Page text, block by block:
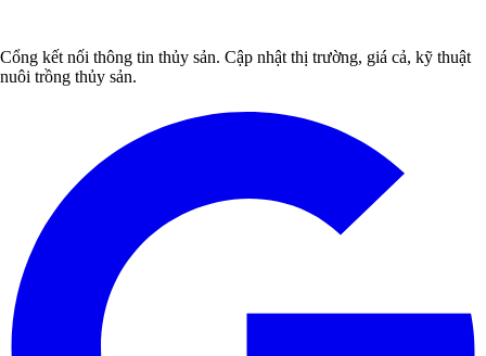
Cổng kết nối thông tin thủy sản. Cập nhật thị trường, giá cả, kỹ thuật
nuôi trồng thủy sản.